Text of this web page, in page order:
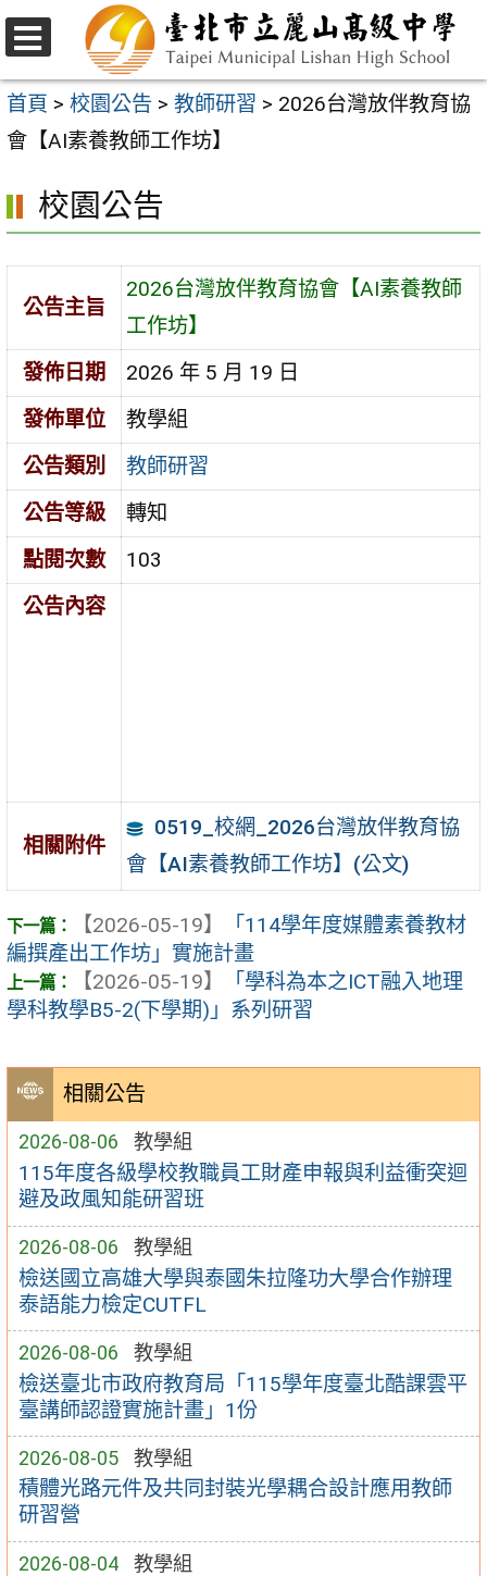
跳
至
主
要
容
區
選
單
首頁 > 校園公告 > 教師研習 > 2026台灣放伴教育協
會【AI素養教師工作坊】
相關公告
2026-08-06 教學組
115年度各級學校教職員工財產申報與利益衝突迴
避及政風知能研習班
2026-08-06 教學組
檢送國立高雄大學與泰國朱拉隆功大學合作辦理
泰語能力檢定CUTFL
2026-08-06 教學組
檢送臺北市政府教育局「115學年度臺北酷課雲平
臺講師認證實施計畫」1份
2026-08-05 教學組
積體光路元件及共同封裝光學耦合設計應用教師
研習營
2026-08-04 教學組
校園公告
公告主旨
2026台灣放伴教育協會【AI素養教師
工作坊】
發佈日期
2026 年 5 月 19 日
發佈單位
教學組
公告類別
教師研習
公告等級
轉知
點閱次數
103
公告內容
相關附件
0519_校網_2026台灣放伴教育協
會【AI素養教師工作坊】(公文)
【2026-05-19】
「114學年度媒體素養教材
編撰產出工作坊」實施計畫
【2026-05-19】
「學科為本之ICT融入地理
學科教學B5-2(下學期)」系列研習